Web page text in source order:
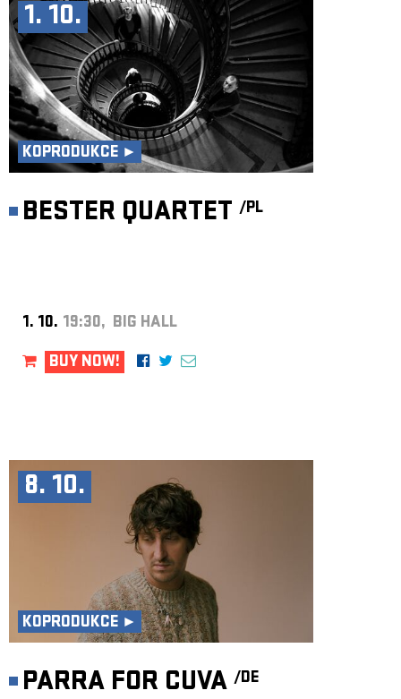
1. 10.
KOPRODUKCE ►
BESTER QUARTET /PL
1. 10. 19:30, BIG HALL
BUY NOW!
8. 10.
KOPRODUKCE ►
PARRA FOR CUVA /DE